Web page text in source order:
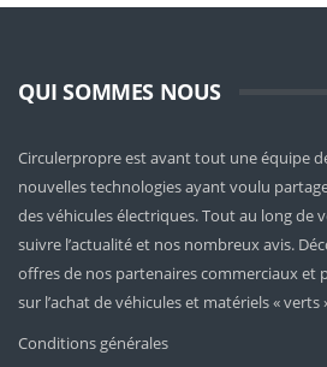
QUI SOMMES NOUS
Circulerpropre est avant tout une équipe
nouvelles technologies ayant voulu
des véhicules électriques. Tout au long de
suivre l’actualité et nos nombreux avis.
offres de nos partenaires commerciaux et
sur l’achat de véhicules et matériels « verts
Conditions générales